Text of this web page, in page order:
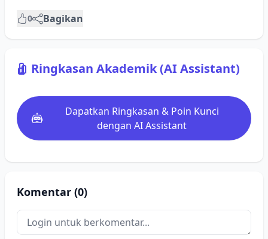
0 Bagikan
Ringkasan Akademik (AI Assistant)
Dapatkan Ringkasan & Poin Kunci
dengan AI Assistant
Komentar (0)